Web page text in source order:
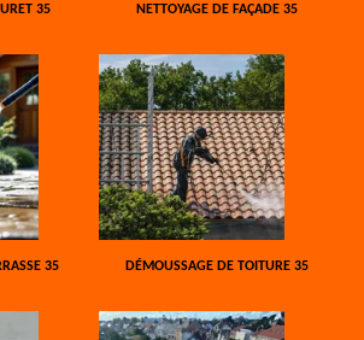
35 NETTOYAGE DE FAÇADE 35
35 DÉMOUSSAGE DE TOITURE 35